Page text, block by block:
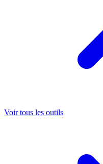
Voir tous les outils